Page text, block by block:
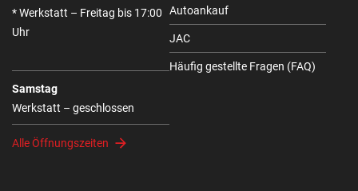
* Werkstatt – Freitag bis 17:00
Uhr
Samstag
Werkstatt – geschlossen
Alle Öffnungszeiten
Autoankauf
JAC
Häufig gestellte Fragen (FAQ)